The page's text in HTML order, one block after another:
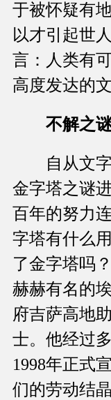
于被怀疑有
以才引起世
言：人类有
高度发达的
不解之
自从文字
金字塔之谜
百年的努力
字塔有什么
了金字塔吗
赫赫有名的
府吉萨高地
士。他经过
1998年正式
们的劳动结